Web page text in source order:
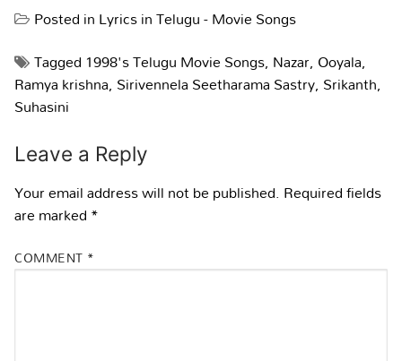
Posted inLyrics in Telugu - Movie Songs
Tagged 1998's Telugu Movie Songs, Nazar, Ooyala,
Ramya krishna, Sirivennela Seetharama Sastry, Srikanth,
Suhasini
Leave a Reply
Your email address will not be published. Required fields
are marked*
COMMENT *